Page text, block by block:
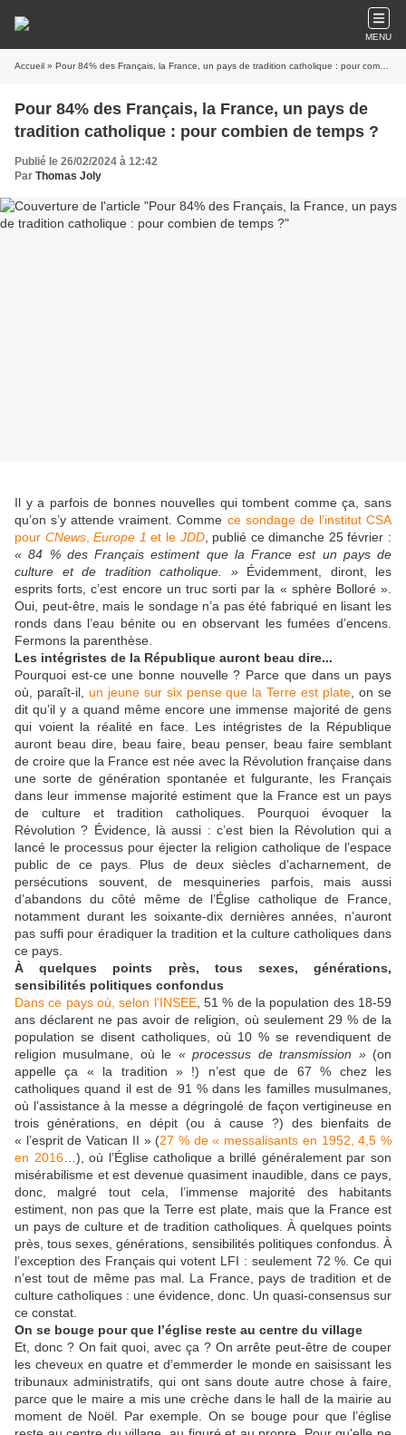
MENU
Accueil » Pour 84% des Français, la France, un pays de tradition catholique : pour combien de temps ?
Pour 84% des Français, la France, un pays de
tradition catholique : pour combien de temps ?
Publié le 26/02/2024 à 12:42
Par Thomas Joly
Il y a parfois de bonnes nouvelles qui tombent comme ça, sans
qu’on s’y attende vraiment. Comme ce sondage de l’institut CSA
pour CNews,Europe 1 et le JDD, publié ce dimanche 25 février :
« 84 % des Français estiment que la France est un pays de
culture et de tradition catholique. »Évidemment, diront, les
esprits forts, c’est encore un truc sorti par la « sphère Bolloré ».
Oui, peut-être, mais le sondage n’a pas été fabriqué en lisant les
ronds dans l’eau bénite ou en observant les fumées d’encens.
Fermons la parenthèse.
Les intégristes de la République auront beau dire...
Pourquoi est-ce une bonne nouvelle ? Parce que dans un pays
où, paraît-il, un jeune sur six pense que la Terre est plate , on se
dit qu’il y a quand même encore une immense majorité de gens
qui voient la réalité en face. Les intégristes de la République
auront beau dire, beau faire, beau penser, beau faire semblant
de croire que la France est née avec la Révolution française dans
une sorte de génération spontanée et fulgurante, les Français
dans leur immense majorité estiment que la France est un pays
de culture et tradition catholiques. Pourquoi évoquer la
Révolution ? Évidence, là aussi : c’est bien la Révolution qui a
lancé le processus pour éjecter la religion catholique de l’espace
public de ce pays. Plus de deux siècles d’acharnement, de
persécutions souvent, de mesquineries parfois, mais aussi
d’abandons du côté même de l’Église catholique de France,
notamment durant les soixante-dix dernières années, n’auront
pas suffi pour éradiquer la tradition et la culture catholiques dans
ce pays.
À quelques points près, tous sexes, générations,
sensibilités politiques confondus
Dans ce pays où, selon l’INSEE, 51 % de la population des 18-59
ans déclarent ne pas avoir de religion, où seulement 29 % de la
population se disent catholiques, où 10 % se revendiquent de
religion musulmane, où le « processus de transmission »(on
appelle ça « la tradition » !) n’est que de 67 % chez les
catholiques quand il est de 91 % dans les familles musulmanes,
où l’assistance à la messe a dégringolé de façon vertigineuse en
trois générations, en dépit (ou à cause ?) des bienfaits de
« l’esprit de Vatican II » (27 % de « messalisants en 1952, 4,5 %
en 2016…), où l’Église catholique a brillé généralement par son
misérabilisme et est devenue quasiment inaudible, dans ce pays,
donc, malgré tout cela, l’immense majorité des habitants
estiment, non pas que la Terre est plate, mais que la France est
un pays de culture et de tradition catholiques. À quelques points
près, tous sexes, générations, sensibilités politiques confondus. À
l’exception des Français qui votent LFI : seulement 72 %. Ce qui
n’est tout de même pas mal. La France, pays de tradition et de
culture catholiques : une évidence, donc. Un quasi-consensus sur
ce constat.
On se bouge pour que l’église reste au centre du village
Et, donc ? On fait quoi, avec ça ? On arrête peut-être de couper
les cheveux en quatre et d’emmerder le monde en saisissant les
tribunaux administratifs, qui ont sans doute autre chose à faire,
parce que le maire a mis une crèche dans le hall de la mairie au
moment de Noël. Par exemple. On se bouge pour que l’église